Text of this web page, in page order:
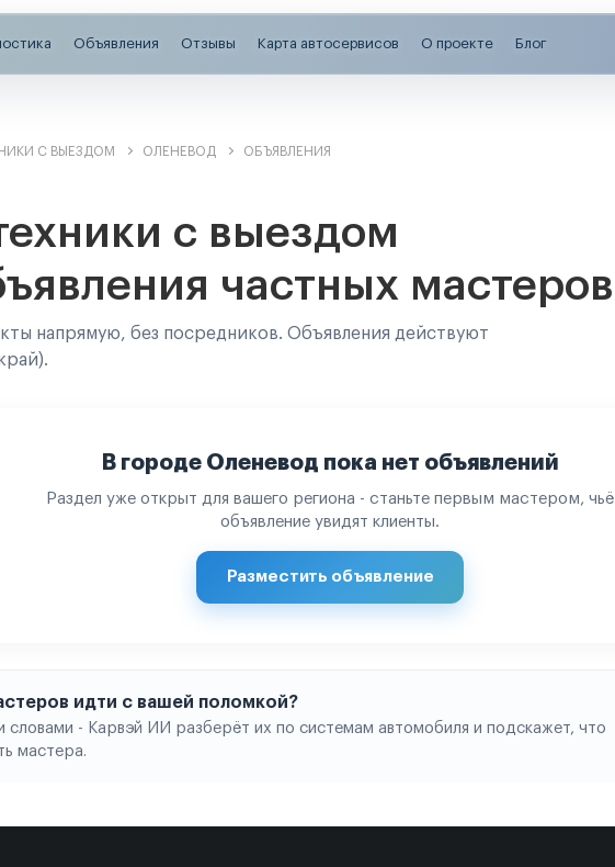
Объявления Отзывы Карта автосервисов О проекте Блог
С ВЫЕЗДОМ ОЛЕНЕВОД ОБЪЯВЛЕНИЯ
с выездом
частных мастеров
напрямую, без посредников. Объявления действуют
В городе Оленевод пока нет объявлений
Раздел уже открыт для вашего региона - станьте первым мастером, чьё
объявление увидят клиенты.
Разместить объявление
идти с вашей поломкой?
- Карвэй ИИ разберёт их по системам автомобиля и подскажет, что
мастера.